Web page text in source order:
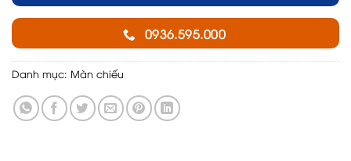
0936.595.000
Danh mục: Màn chiếu